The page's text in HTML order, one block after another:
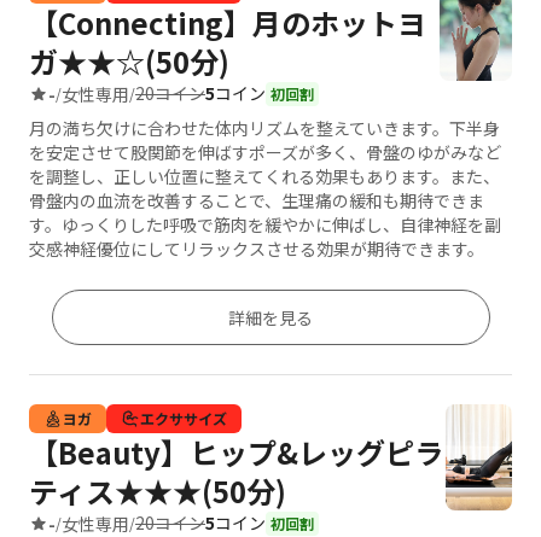
【Connecting】月のホットヨ
ガ★★☆(50分)
-/女性専用/20コイン5コイン 初回割
月の満ち欠けに合わせた体内リズムを整えていきます。下半身
を安定させて股関節を伸ばすポーズが多く、骨盤のゆがみなど
を調整し、正しい位置に整えてくれる効果もあります。また、
骨盤内の血流を改善することで、生理痛の緩和も期待できま
す。ゆっくりした呼吸で筋肉を緩やかに伸ばし、自律神経を副
交感神経優位にしてリラックスさせる効果が期待できます。
詳細を見る
ヨガ エクササイズ
【Beauty】ヒップ&レッグピラ
ティス★★★(50分)
-/女性専用/20コイン5コイン 初回割